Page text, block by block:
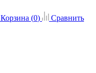
Корзина (0)
Сравнить